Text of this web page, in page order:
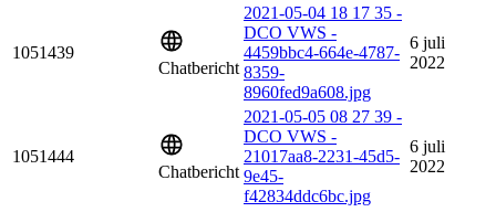
1051439
Chatbericht
2021-05-04 18 17 35 -
DCO VWS -
4459bbc4-664e-4787-
8359-
8960fed9a608.jpg
6 juli
2022
1051444
Chatbericht
2021-05-05 08 27 39 -
DCO VWS -
21017aa8-2231-45d5-
9e45-
f42834ddc6bc.jpg
6 juli
2022